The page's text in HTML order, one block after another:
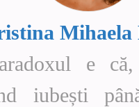
Mihaela
e
iubești